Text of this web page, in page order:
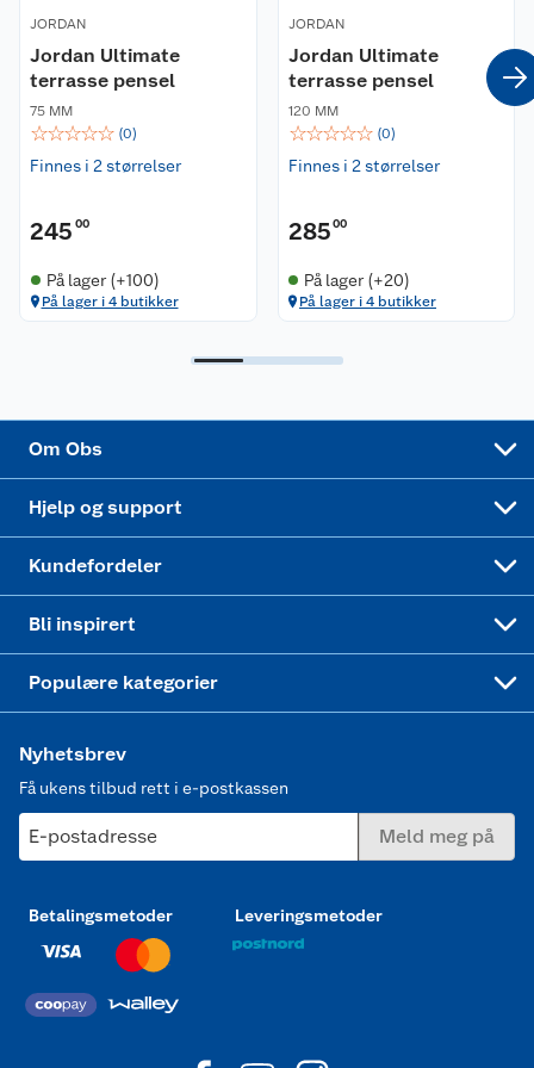
JORDAN
Jordan Ultimate
terrasse pensel
75 MM
☆☆☆☆☆ (0)
Finnes i 2 størrelser
245 00
På lager (+100)
På lager i 4 butikker
JORDAN
Jordan Ultimate
terrasse pensel
120 MM
☆☆☆☆☆ (0)
Finnes i 2 størrelser
285 00
På lager (+20)
På lager i 4 butikker
Om Obs
Våre merkevarer
Coop kjeder
Ledige stillinger
Samvirkelag
Hjelp og support
Ofte stilte spørsmål
Betalingsalternativer
Leveringsalternativer
Kjøpsvilkår
Kundefordeler
Åpent kjøp
Klikk og hent
Bli inspirert
Festdrakter til hele familien
Populære kategorier
Hagemøbler og utemøbler
Nyhetsbrev
Få ukens tilbud rett i e-postkassen
E-postadresse Meld meg på
Betalingsmetoder Leveringsmetoder